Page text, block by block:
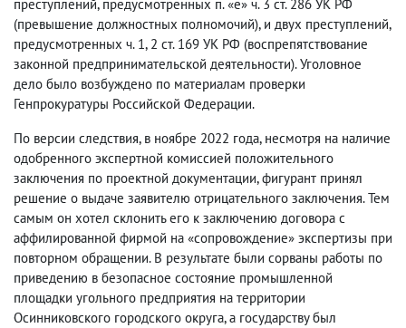
преступлений, предусмотренных п. «е» ч. 3 ст. 286 УК РФ
(превышение должностных полномочий), и двух преступлений,
предусмотренных ч. 1, 2 ст. 169 УК РФ (воспрепятствование
законной предпринимательской деятельности). Уголовное
дело было возбуждено по материалам проверки
Генпрокуратуры Российской Федерации.
По версии следствия, в ноябре 2022 года, несмотря на наличие
одобренного экспертной комиссией положительного
заключения по проектной документации, фигурант принял
решение о выдаче заявителю отрицательного заключения. Тем
самым он хотел склонить его к заключению договора с
аффилированной фирмой на «сопровождение» экспертизы при
повторном обращении. В результате были сорваны работы по
приведению в безопасное состояние промышленной
площадки угольного предприятия на территории
Осинниковского городского округа, а государству был